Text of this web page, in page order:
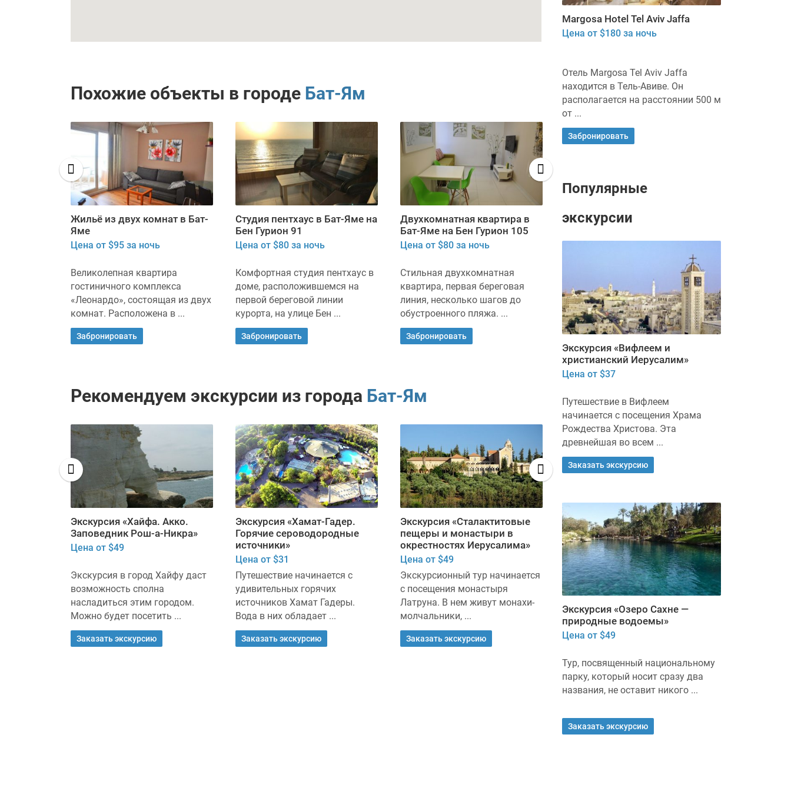
Похожие объекты в городе Бат-Ям
Жильё из двух комнат в Бат-
Яме
Цена от $95 за ночь
Великолепная квартира
гостиничного комплекса
«Леонардо», состоящая из двух
комнат. Расположена в ...
Забронировать
Студия пентхаус в Бат-Яме на
Бен Гурион 91
Цена от $80 за ночь
Комфортная студия пентхаус в
доме, расположившемся на
первой береговой линии
курорта, на улице Бен ...
Забронировать
Двухкомнатная квартира в
Бат-Яме на Бен Гурион 105
Цена от $80 за ночь
Стильная двухкомнатная
квартира, первая береговая
линия, несколько шагов до
обустроенного пляжа. ...
Забронировать
Квартира из двух комнат в
двухкомнатная квартира
площадью 45 кв.м,
расположенная в самом центре
...
Забронировать
Рекомендуем экскурсии из города Бат-Ям
Экскурсия «Хайфа. Акко.
Заповедник Рош-а-Никра»
Цена от $49
Экскурсия в город Хайфу даст
возможность сполна
насладиться этим городом.
Можно будет посетить ...
Заказать экскурсию
Экскурсия «Хамат-Гадер.
Горячие сероводородные
источники»
Цена от $31
Путешествие начинается с
удивительных горячих
источников Хамат Гадеры.
Вода в них обладает ...
Заказать экскурсию
Экскурсия «Сталактитовые
пещеры и монастыри в
окрестностях Иерусалима»
Цена от $49
Экскурсионный тур начинается
с посещения монастыря
Латруна. В нем живут монахи-
молчальники, ...
Заказать экскурсию
Экскурсия Иерусалим
христианский
Цена от $30
Из множества всех
предлагаемых в Израиле
название «Иерусалим ...
Заказать экскурсию
Margosa Hotel Tel Aviv Jaffa
Цена от $180 за ночь
Отель Margosa Tel Aviv Jaffa
находится в Тель-Авиве. Он
располагается на расстоянии 500 м
от ...
Забронировать
Популярные
экскурсии
Экскурсия «Вифлеем и
христианский Иерусалим»
Цена от $37
Путешествие в Вифлеем
начинается с посещения Храма
Рождества Христова. Эта
древнейшая во всем ...
Заказать экскурсию
Экскурсия «Озеро Сахне —
природные водоемы»
Цена от $49
Тур, посвященный национальному
парку, который носит сразу два
названия, не оставит никого ...
Заказать экскурсию